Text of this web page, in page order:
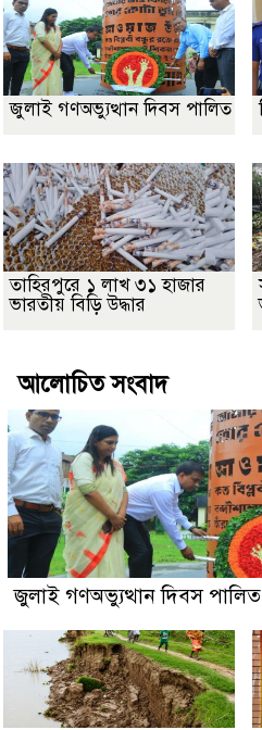
জুলাই গণঅভ্যুত্থান দিবস পালিত
তাহিরপুরে ১ লাখ ৩১ হাজার
ভারতীয় বিড়ি উদ্ধার
আলোচিত সংবাদ
জুলাই গণঅভ্যুত্থান দিবস পালিত